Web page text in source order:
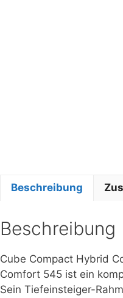
Beschreibung
Beschreibung
Cube Compact Hybrid
Comfort 545 ist ein
Sein Tiefeinsteiger-